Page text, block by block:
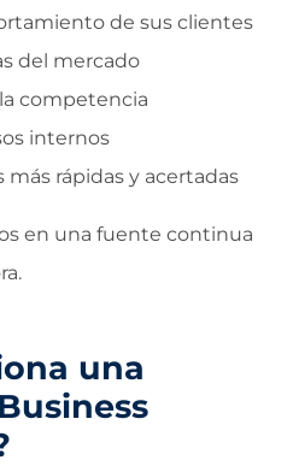
de sus clientes
del mercado
competencia
internos
más rápidas y acertadas
en una fuente continua
una